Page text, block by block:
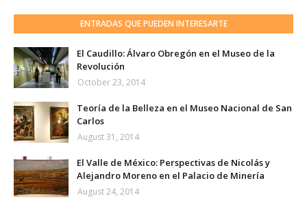
ENTRADAS QUE PUEDEN INTERESARTE
El Caudillo: Álvaro Obregón en el Museo de la
Revolución
October 23, 2014
Teoría de la Belleza en el Museo Nacional de San
Carlos
August 31, 2014
El Valle de México: Perspectivas de Nicolás y
Alejandro Moreno en el Palacio de Minería
August 24, 2014